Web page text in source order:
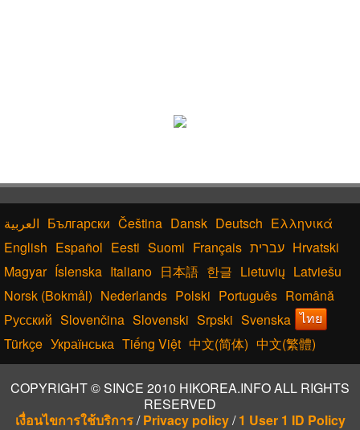
Български Čeština Dansk Deutsch Ελληνικά
English Español Eesti Suomi Français עברית Hrvatski
Magyar Íslenska Italiano 日本語 한글 Lietuvių Latviešu
Norsk (Bokmål) Nederlands Polski Português Română
Русский Slovenčina Slovenski Srpski Svenska ไทย
Türkçe Українська Tiếng Việt 中文(简体) 中文(繁體)
COPYRIGHT © SINCE 2010 HIKOREA.INFO ALL RIGHTS
RESERVED
เงื่อนไขการใช้บริการ/Privacy policy/1 User 1 ID Policy